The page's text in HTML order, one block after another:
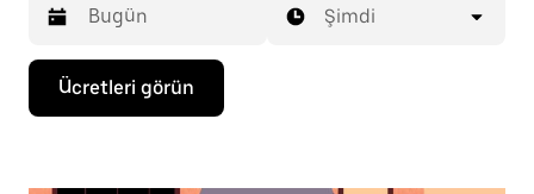
Takvimle
etkileşime
geçmek
Şimdi
Ücretleri görün